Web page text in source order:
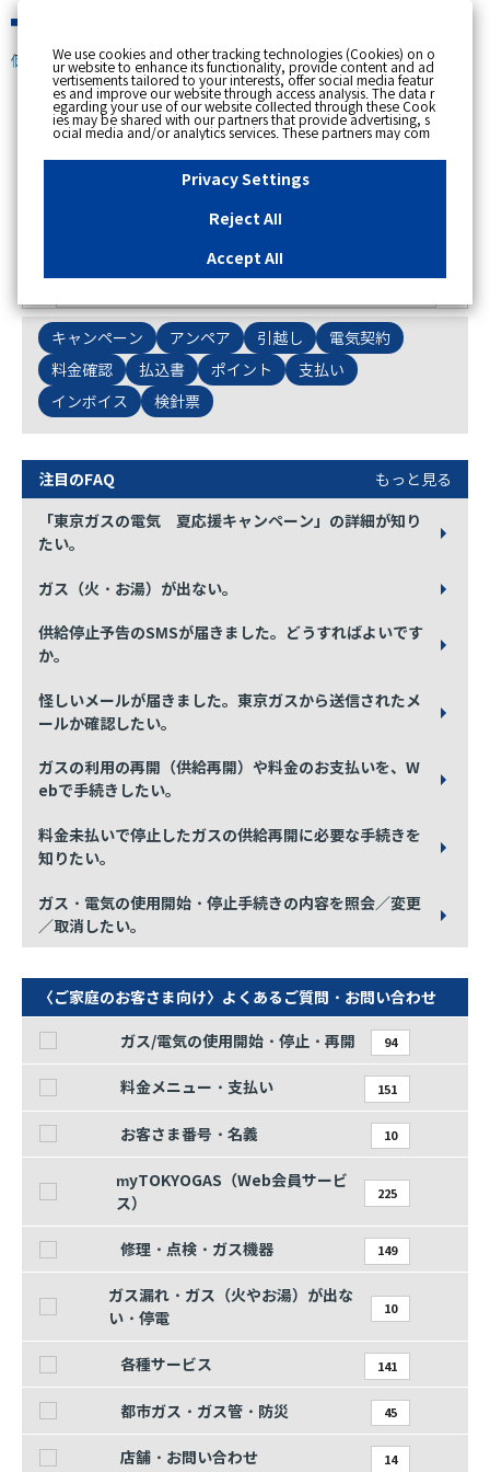
個人のお客さま
注目のFAQ カテゴリー キーワード
スペースで区切って複数語検索が可能です。
キャンペーン アンペア 引越し
電気契約
料金確認
払込書 ポイント
支払い
インボイス
検針票
注目のFAQ
もっと見る
「東京ガスの電気 夏応援キャンペーン」の詳細が知り
たい。
ガス（火・お湯）が出ない。
供給停止予告のSMSが届きました。どうすればよいです
か。
怪しいメールが届きました。東京ガスから送信されたメ
ールか確認したい。
ガスの利用の再開（供給再開）や料金のお支払いを、W
ebで手続きしたい。
料金未払いで停止したガスの供給再開に必要な手続きを
知りたい。
ガス・電気の使用開始・停止手続きの内容を照会／変更
／取消したい。
〈ご家庭のお客さま向け〉よくあるご質問・お問い合わせ
ガス/電気の使用開始・停止・再開 94
料金メニュー・支払い 151
お客さま番号・名義 10
myTOKYOGAS（Web会員サービ
ス）
225
修理・点検・ガス機器 149
ガス漏れ・ガス（火やお湯）が出な
い・停電
10
各種サービス 141
都市ガス・ガス管・防災 45
店舗・お問い合わせ 14
We use cookies and other tracking technologies (Cookies) on o
ur website to enhance its functionality, provide content and ad
vertisements tailored to your interests, offer social media featur
es and improve our website through access analysis. The data r
egarding your use of our website collected through these Cook
ies may be shared with our partners that provide advertising, s
ocial media and/or analytics services. These partners may com
bine the data shared by us with other data that you have provi
ded to them or that they have collected from your use of their s
ervices or other websites to analyse and optimise advertisemen
ts delivered to you by businesses other than us on the internet.
essary Cookies, please click "Reject All". If you agree to the use
of all Cookies, please click "Accept All". To select your preferen
u can change your consent or rejection settings at any time by c
"Privacy Settings"button on this banner or through y
our browser's "Settings". For more information regarding the pr
site, please refer to the link below.Cookies DetailsPrivacy Polic
y
Privacy Settings
Reject All
Accept All